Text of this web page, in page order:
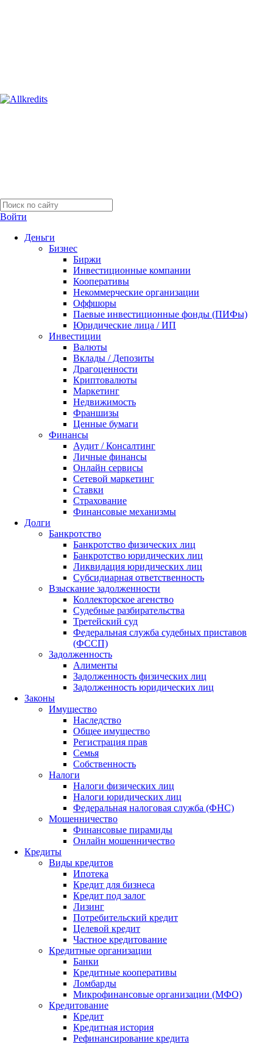
Войти
Деньги
Бизнес
Биржи
Инвестиционные компании
Кооперативы
Некоммерческие организации
Оффшоры
Паевые инвестиционные фонды (ПИФы)
Юридические лица / ИП
Инвестиции
Валюты
Вклады / Депозиты
Драгоценности
Криптовалюты
Маркетинг
Недвижимость
Франшизы
Ценные бумаги
Финансы
Аудит / Консалтинг
Личные финансы
Онлайн сервисы
Сетевой маркетинг
Ставки
Страхование
Финансовые механизмы
Долги
Банкротство
Банкротство физических лиц
Банкротство юридических лиц
Ликвидация юридических лиц
Субсидиарная ответственность
Взыскание задолженности
Коллекторское агенство
Судебные разбирательства
Третейский суд
Федеральная служба судебных приставов
(ФССП)
Задолженность
Алименты
Задолженность физических лиц
Задолженность юридических лиц
Законы
Имущество
Наследство
Общее имущество
Регистрация прав
Семья
Собственность
Налоги
Налоги физических лиц
Налоги юридических лиц
Федеральная налоговая служба (ФНС)
Мошенничество
Финансовые пирамиды
Онлайн мошенничество
Кредиты
Виды кредитов
Ипотека
Кредит для бизнеса
Кредит под залог
Лизинг
Потребительский кредит
Целевой кредит
Частное кредитование
Кредитные организации
Банки
Кредитные кооперативы
Ломбарды
Микрофинансовые организации (МФО)
Кредитование
Кредит
Кредитная история
Рефинансирование кредита